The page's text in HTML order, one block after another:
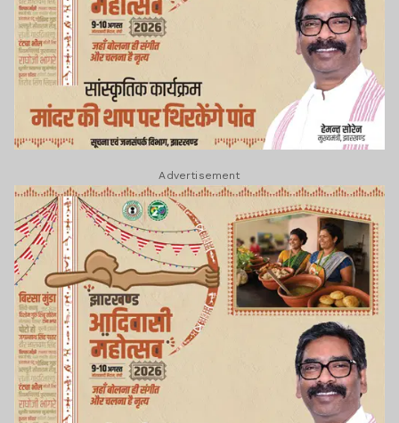
Advertisement